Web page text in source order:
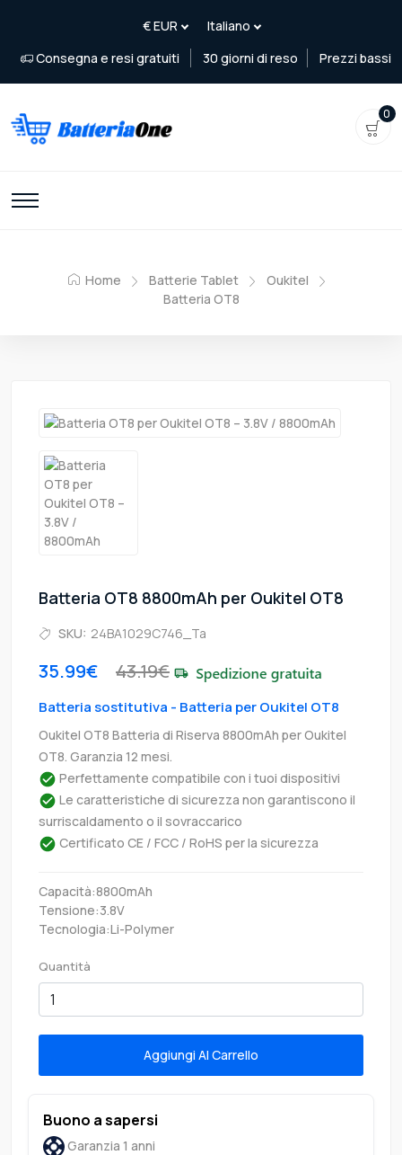
Consegna e resi gratuiti 30 giorni di reso Prezzi bassi
0
Home Batterie Tablet
Oukitel
Batteria OT8
Batteria OT8 8800mAh per Oukitel OT8
SKU: 24BA1029C746_Ta
35.99€ 43.19€
Batteria sostitutiva - Batteria per Oukitel OT8
Oukitel OT8 Batteria di Riserva 8800mAh per Oukitel
OT8. Garanzia 12 mesi.
Perfettamente compatibile con i tuoi dispositivi
Le caratteristiche di sicurezza non garantiscono il
surriscaldamento o il sovraccarico
Certificato CE / FCC / RoHS per la sicurezza
Capacità:8800mAh
Tensione:3.8V
Tecnologia:Li-Polymer
Quantità
Aggiungi Al Carrello
Buono a sapersi
Garanzia 1 anni